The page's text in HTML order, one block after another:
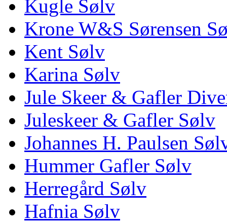
Kugle Sølv
Krone W&S Sørensen
Kent Sølv
Karina Sølv
Jule Skeer & Gafler
Juleskeer & Gafler Sølv
Johannes H. Paulsen
Hummer Gafler Sølv
Herregård Sølv
Hafnia Sølv